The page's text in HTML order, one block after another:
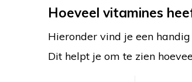
Hoeveel vitamines
Hieronder vind je een
Dit helpt je om te zien